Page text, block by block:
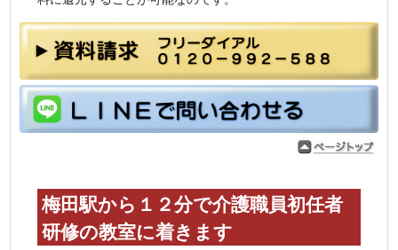
梅田駅から１２分で介護職員初任者
研修の教室に着きます